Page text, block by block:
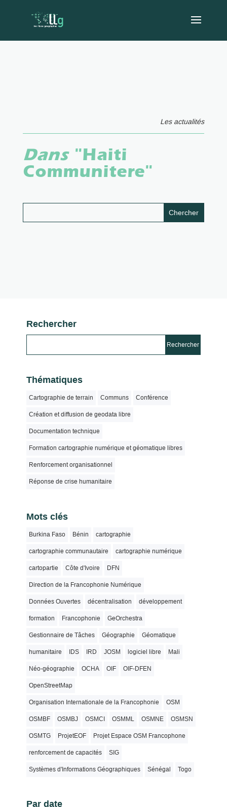
Les actualités
Dans"Haiti
Communitere"
Rechercher
Thématiques
Cartographie de terrain Communs Conférence
Création et diffusion de geodata libre
Documentation technique
Formation cartographie numérique et géomatique libres
Renforcement organisationnel
Réponse de crise humanitaire
Mots clés
Burkina Faso Bénin cartographie
cartographie communautaire cartographie numérique
cartopartie Côte d'Ivoire DFN
Direction de la Francophonie Numérique
Données Ouvertes décentralisation développement
formation Francophonie GeOrchestra
Gestionnaire de Tâches Géographie Géomatique
humanitaire IDS IRD JOSM logiciel libre Mali
Néo-géographie OCHA OIF OIF-DFEN
OpenStreetMap
Organisation Internationale de la Francophonie OSM
OSMBF OSMBJ OSMCI OSMML OSMNE OSMSN
OSMTG ProjetEOF Projet Espace OSM Francophone
renforcement de capacités SIG
Systèmes d'Informations Géographiques Sénégal Togo
Par date